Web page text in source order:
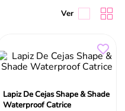
Lapiz De Cejas Shape & Shade
Waterproof Catrice